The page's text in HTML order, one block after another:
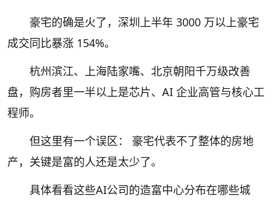
豪宅的确是火了，深圳上半年 3000 万以上豪宅
成交同比暴涨 154%。
杭州滨江、上海陆家嘴、北京朝阳千万级改善
盘，购房者里一半以上是芯片、AI 企业高管与核心工
程师。
但这里有一个误区： 豪宅代表不了整体的房地
产，关键是富的人还是太少了。
具体看看这些AI公司的造富中心分布在哪些城